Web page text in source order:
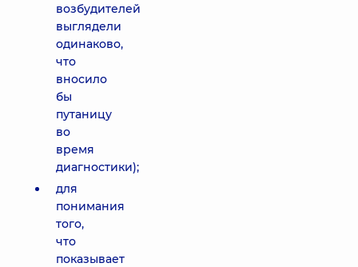
возбудителей
выглядели
одинаково,
что
вносило
бы
путаницу
во
время
диагностики);
для
понимания
того,
что
показывает